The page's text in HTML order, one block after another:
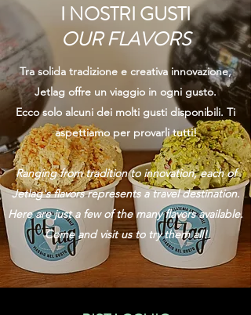
I NOSTRI GUSTI
OUR FLAVORS
Tra solida tradizione e creativa innovazione,
Jetlag offre un viaggio in ogni gusto.
Ecco solo alcuni dei molti gusti disponibili. Ti
aspettiamo per provarli tutti!
Ranging from tradition to innovation, each of
Jetlag's flavors represents a travel destination.
Here are just a few of the many flavors available.
Come and visit us to try them all!